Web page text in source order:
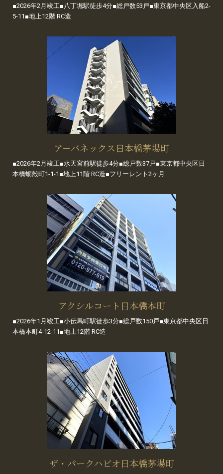
■2026年2月竣工■八丁堀駅徒歩4分■総戸数53戸■東京都中央区入船2-
5-11■地上12階 RC造
アーバネックス日本橋茅場町
■2026年2月竣工■水天宮前駅徒歩4分■総戸数37戸■東京都中央区日
本橋蛎殻町1-1-1■地上11階 RC造■フリーレント2ヶ月
アクシルコート日本橋本町
■2026年1月竣工■小伝馬町駅徒歩3分■総戸数150戸■東京都中央区日
本橋本町4-12-11■地上12階 RC造
ザ・パークハビオ日本橋茅場町